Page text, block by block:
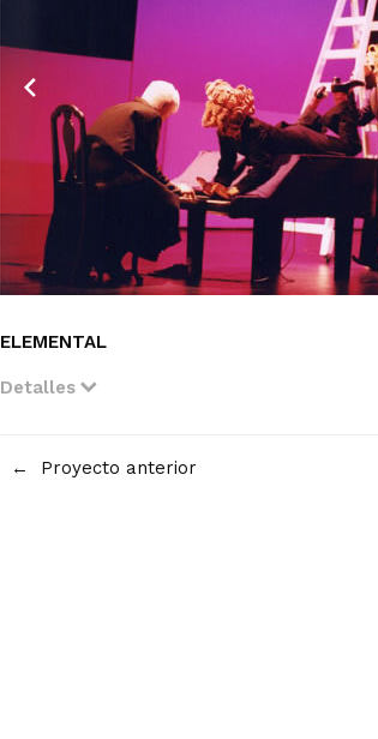
ELEMENTAL
Detalles
Navegación
Proyecto anterior